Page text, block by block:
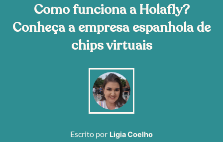
Como funciona a Holafly?
Conheça a empresa espanhola de
chips virtuais
Escrito por Ligia Coelho